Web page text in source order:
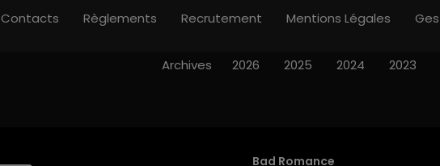
Bad Romance
Contacts Règlements Recrutement Mentions Légales
Archives 2026 2025 2024 2023